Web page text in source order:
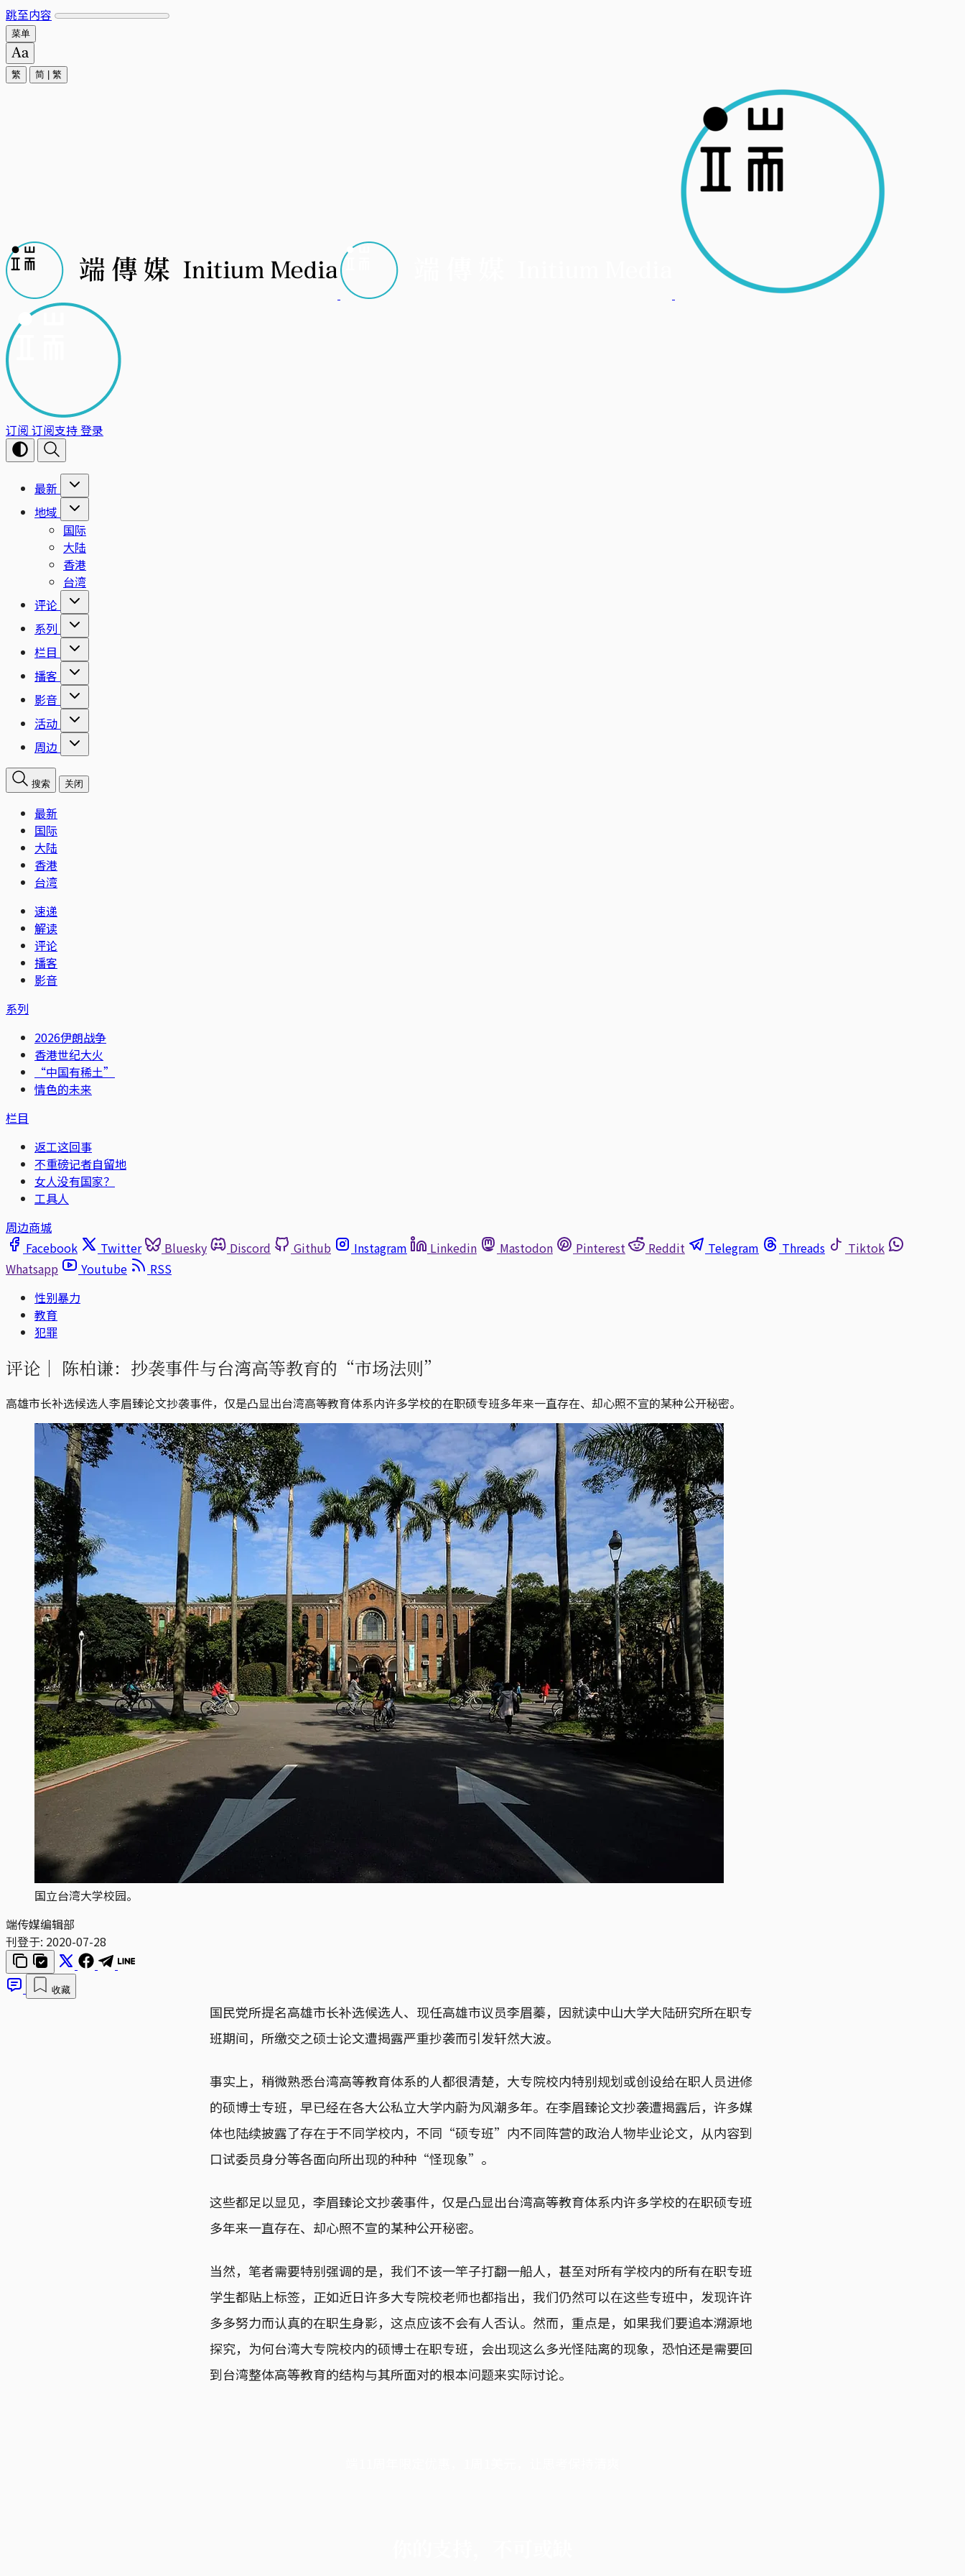
跳至内容
菜单
繁 简 繁
订阅 订阅支持登录
最新
地域
国际
大陆
香港
台湾
评论
系列
栏目
播客
影音
活动
周边
搜索 关闭
最新
国际
大陆
香港
台湾
速递
解读
评论
播客
影音
系列
2026伊朗战争
香港世纪大火
“中国有稀土”
情色的未来
栏目
返工这回事
不重磅记者自留地
女人没有国家？
工具人
周边商城
Facebook
Twitter Bluesky Discord Github Instagram Linkedin Mastodon Pinterest Reddit Telegram Threads
Tiktok
Whatsapp
Youtube
RSS
性别暴力
教育
犯罪
评论｜ 陈柏谦：抄袭事件与台湾高等教育的“市场法则”
高雄市长补选候选人李眉臻论文抄袭事件，仅是凸显出台湾高等教育体系内许多学校的在职硕专班多年来一直存在、却心照不宣的某种公开秘密。
国立台湾大学校园。
端传媒编辑部
刊登于: 2020-07-28
收藏
国民党所提名高雄市长补选候选人、现任高雄市议员李眉蓁，因就读中山大学大陆研究所在职专
班期间，所缴交之硕士论文遭揭露严重抄袭而引发轩然大波。
事实上，稍微熟悉台湾高等教育体系的人都很清楚，大专院校内特别规划或创设给在职人员进修
的硕博士专班，早已经在各大公私立大学内蔚为风潮多年。在李眉臻论文抄袭遭揭露后，许多媒
体也陆续披露了存在于不同学校内，不同“硕专班”内不同阵营的政治人物毕业论文，从内容到
口试委员身分等各面向所出现的种种“怪现象”。
这些都足以显见，李眉臻论文抄袭事件，仅是凸显出台湾高等教育体系内许多学校的在职硕专班
多年来一直存在、却心照不宣的某种公开秘密。
当然，笔者需要特别强调的是，我们不该一竿子打翻一船人，甚至对所有学校内的所有在职专班
学生都贴上标签，正如近日许多大专院校老师也都指出，我们仍然可以在这些专班中，发现许许
多多努力而认真的在职生身影，这点应该不会有人否认。然而，重点是，如果我们要追本溯源地
探究，为何台湾大专院校内的硕博士在职专班，会出现这么多光怪陆离的现象，恐怕还是需要回
到台湾整体高等教育的结构与其所面对的根本问题来实际讨论。